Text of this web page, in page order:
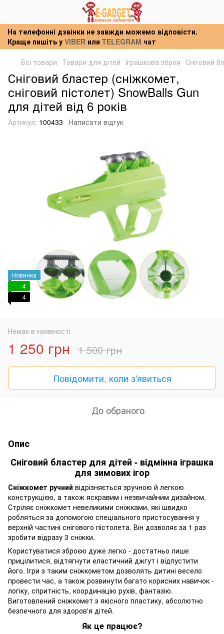
На телефонні дзвінки не завжди можемо відповісти.
Краще пишіть у VIBER или TELEGRAM чат
Всі товари Товари для дітей Іграшкова зброя Сніговий
Сніговий бластер (сніжкомет,
сніговий пістолет) SnowBalls Gun
для дітей від 6 років
Артикул: 100433 Написати відгук
Новинка
4
4
Немає в наявності
1 250 грн 1 500 грн
Повідомити, коли з'явиться
До обраного
Опис
Сніговий бластер для дітей - відмінна іграшка
для зимових ігор
Сніжкомет ручний відрізняється зручною й легкою
конструкцією, а також яскравим і незвичайним дизайном.
Стріляє сніжкомет невеликими сніжками, які швидко
робляться за допомогою спеціального пристосування у
верхній частині снігового пістолета. Він дозволяє за 1 раз
зробити відразу 3 сніжки.
Користуватися зброєю дуже легко - достатньо лише
прицілитися, відтягнути еластичний джгут і відпустити
його. Ігри з таким сніжкометом дозволять дитині весело
провести час, а також розвинути багато корисних навичок -
логіку, спритність, координацію рухів, фантазію.
Виготовлений сніжкомет з якісного пластику, абсолютно
безпечного для здоров'я дітей.
Як це працює?